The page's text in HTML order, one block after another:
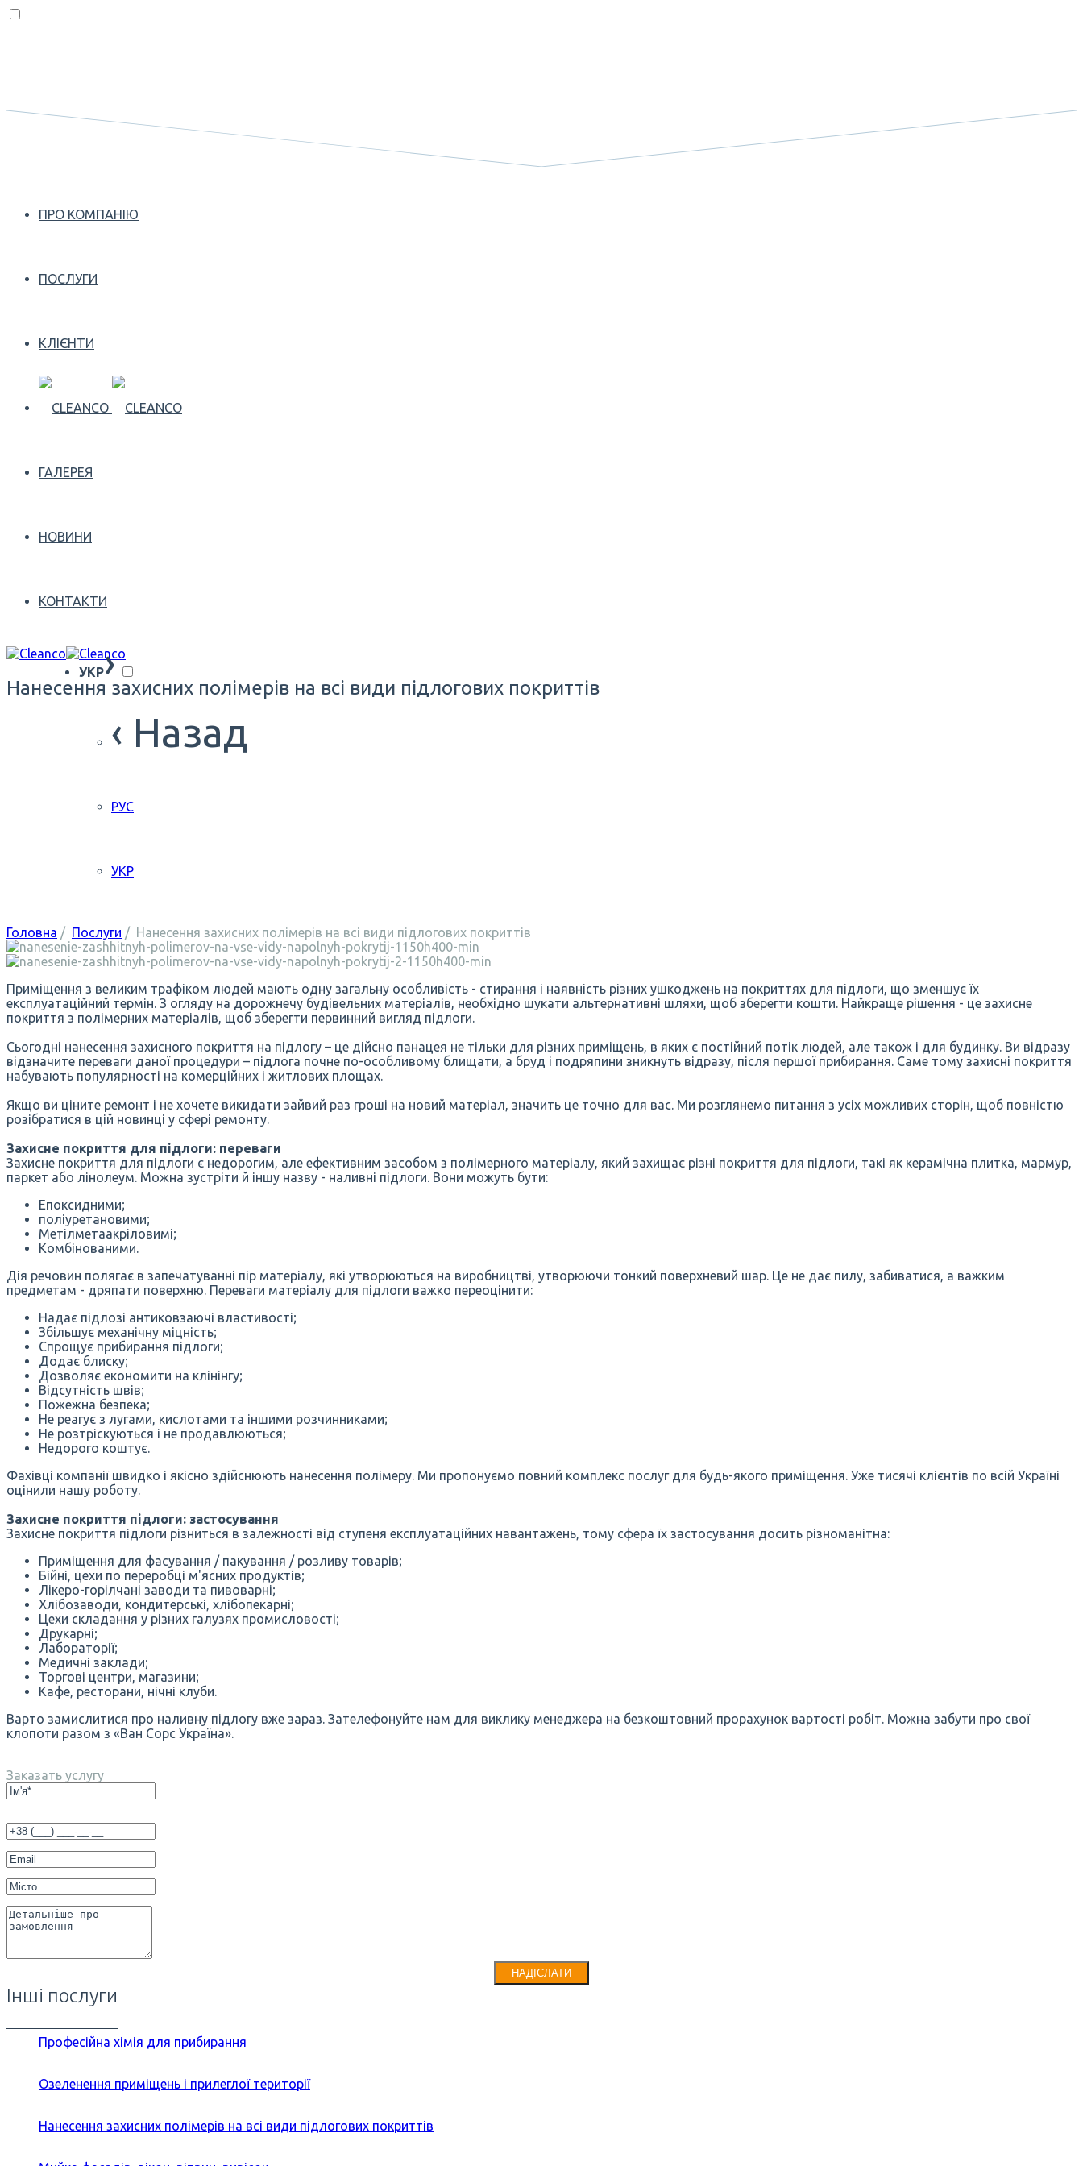
ПРО КОМПАНІЮ
ПОСЛУГИ
КЛІЄНТИ
ГАЛЕРЕЯ
НОВИНИ
КОНТАКТИ
УКР›
‹ Назад
РУС
УКР
Нанесення захисних полімерів на всі види підлогових покриттів
Головна / Послуги / Нанесення захисних полімерів на всі види підлогових покриттів
Приміщення з великим трафіком людей мають одну загальну особливість - стирання і наявність різних ушкоджень на покриттях для підлоги, що зменшує їх
експлуатаційний термін. З огляду на дорожнечу будівельних матеріалів, необхідно шукати альтернативні шляхи, щоб зберегти кошти. Найкраще рішення - це захисне
покриття з полімерних матеріалів, щоб зберегти первинний вигляд підлоги.
Сьогодні нанесення захисного покриття на підлогу – це дійсно панацея не тільки для різних приміщень, в яких є постійний потік людей, але також і для будинку. Ви відразу
відзначите переваги даної процедури – підлога почне по-особливому блищати, а бруд і подряпини зникнуть відразу, після першої прибирання. Саме тому захисні покриття
набувають популярності на комерційних і житлових площах.
Якщо ви ціните ремонт і не хочете викидати зайвий раз гроші на новий матеріал, значить це точно для вас. Ми розглянемо питання з усіх можливих сторін, щоб повністю
розібратися в цій новинці у сфері ремонту.
Захисне покриття для підлоги: переваги
Захисне покриття для підлоги є недорогим, але ефективним засобом з полімерного матеріалу, який захищає різні покриття для підлоги, такі як керамічна плитка, мармур,
паркет або лінолеум. Можна зустріти й іншу назву - наливні підлоги. Вони можуть бути:
Епоксидними;
поліуретановими;
Метілметаакріловимі;
Комбінованими.
Дія речовин полягає в запечатуванні пір матеріалу, які утворюються на виробництві, утворюючи тонкий поверхневий шар. Це не дає пилу, забиватися, а важким
предметам - дряпати поверхню. Переваги матеріалу для підлоги важко переоцінити:
Надає підлозі антиковзаючі властивості;
Збільшує механічну міцність;
Спрощує прибирання підлоги;
Додає блиску;
Дозволяє економити на клінінгу;
Відсутність швів;
Пожежна безпека;
Не реагує з лугами, кислотами та іншими розчинниками;
Не розтріскуються і не продавлюються;
Недорого коштує.
Фахівці компанії швидко і якісно здійснюють нанесення полімеру. Ми пропонуємо повний комплекс послуг для будь-якого приміщення. Уже тисячі клієнтів по всій Україні
оцінили нашу роботу.
Захисне покриття підлоги: застосування
Захисне покриття підлоги різниться в залежності від ступеня експлуатаційних навантажень, тому сфера їх застосування досить різноманітна:
Приміщення для фасування / пакування / розливу товарів;
Бійні, цехи по переробці м'ясних продуктів;
Лікеро-горілчані заводи та пивоварні;
Хлібозаводи, кондитерські, хлібопекарні;
Цехи складання у різних галузях промисловості;
Друкарні;
Лабораторії;
Медичні заклади;
Торгові центри, магазини;
Кафе, ресторани, нічні клуби.
Варто замислитися про наливну підлогу вже зараз. Зателефонуйте нам для виклику менеджера на безкоштовний прорахунок вартості робіт. Можна забути про свої
клопоти разом з «Ван Сорс Україна».
Заказать услугу
НАДІСЛАТИ
Інші послуги
Професійна хімія для прибирання
Озеленення приміщень і прилеглої території
Нанесення захисних полімерів на всі види підлогових покриттів